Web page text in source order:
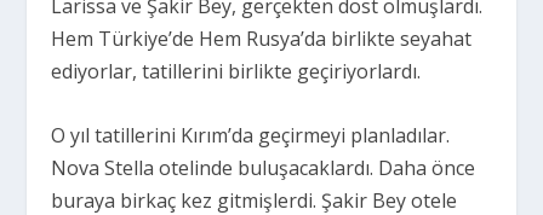
Larissa ve Şakir Bey, gerçekten dost olmuşlardı.
Hem Türkiye’de Hem Rusya’da birlikte seyahat
ediyorlar, tatillerini birlikte geçiriyorlardı.
O yıl tatillerini Kırım’da geçirmeyi planladılar.
Nova Stella otelinde buluşacaklardı. Daha önce
buraya birkaç kez gitmişlerdi. Şakir Bey otele